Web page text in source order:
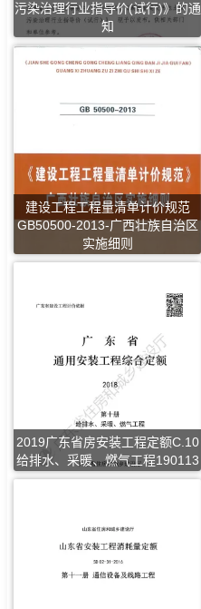
污染治理行业指导价(试行)》的通
知
建设工程工程量清单计价规范
GB50500-2013-广西壮族自治区
实施细则
2019广东省房安装工程定额C.10
给排水、采暖、燃气工程190113